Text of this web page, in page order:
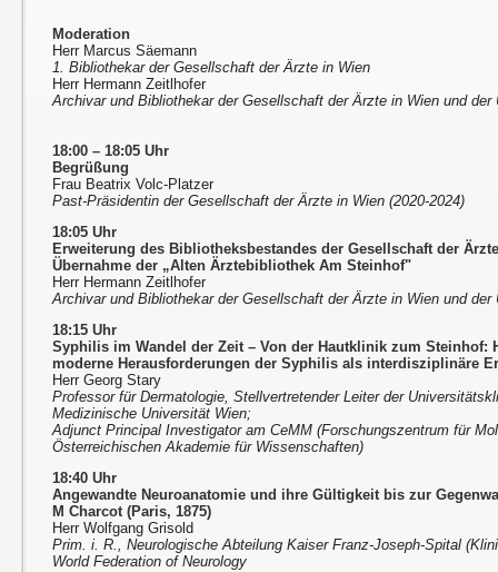
Moderation
Herr Marcus Säemann
1. Bibliothekar der Gesellschaft der Ärzte in Wien
Herr Hermann Zeitlhofer
Archivar und Bibliothekar der Gesellschaft der Ärzte in Wien und der
18:00 – 18:05 Uhr
Begrüßung
Frau Beatrix Volc-Platzer
Past-Präsidentin der Gesellschaft der Ärzte in Wien (2020-2024)
18:05 Uhr
Erweiterung des Bibliotheksbestandes der Gesellschaft der
Übernahme der „Alten Ärztebibliothek Am Steinhof"
Herr Hermann Zeitlhofer
Archivar und Bibliothekar der Gesellschaft der Ärzte in Wien und der
18:15 Uhr
Syphilis im Wandel der Zeit – Von der Hautklinik zum Steinhof:
moderne Herausforderungen der Syphilis als interdisziplinäre
Herr Georg Stary
Professor für Dermatologie, Stellvertretender Leiter der
Medizinische Universität Wien;
Adjunct Principal Investigator am CeMM (Forschungszentrum für
Österreichischen Akademie für Wissenschaften)
18:40 Uhr
Angewandte Neuroanatomie und ihre Gültigkeit bis zur
M Charcot (Paris, 1875)
Herr Wolfgang Grisold
Prim. i. R., Neurologische Abteilung Kaiser Franz-Joseph-Spital
World Federation of Neurology